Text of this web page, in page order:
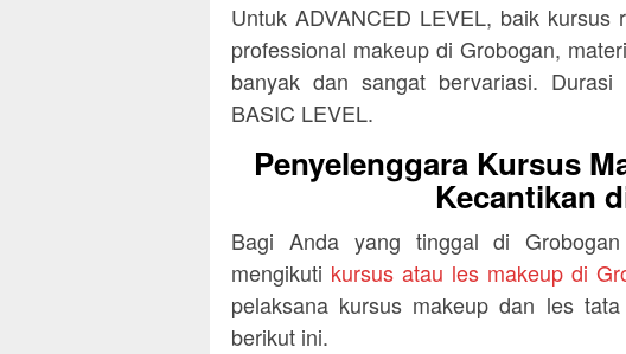
Untuk ADVANCED LEVEL, baik
professional makeup di Grobogan,
banyak dan sangat bervariasi.
BASIC LEVEL.
Penyelenggara Kursus
Kecantikan
Bagi Anda yang tinggal di
mengikuti kursus atau les makeup di
pelaksana kursus makeup dan les
berikut ini.